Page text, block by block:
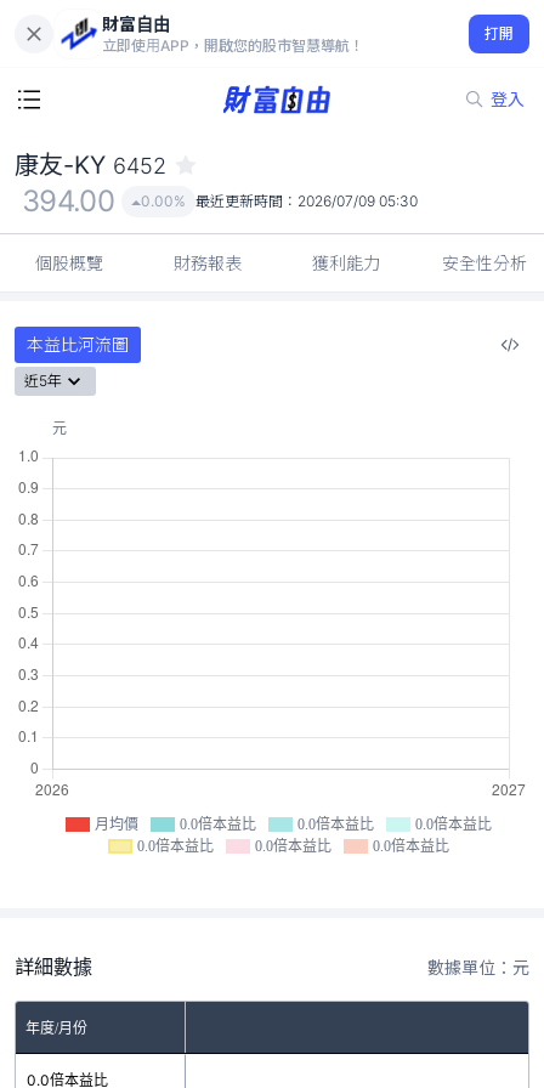
財富自由
立即使用APP，開啟您的股市智慧導航！
打開
登入
394.00
0.00%
康友-KY 6452
394.00 0.00% 最近更新時間： 2026/07/09 05:30
個股概覽 財務報表 獲利能力 安全性分析
本益比河流圖
近5年
月均價 0.0倍本益比 0.0倍本益比
0.0倍本益比
0.0倍本益比
0.0倍本益比 0.0倍本益比
詳細數據 數據單位：元
年度/月份
0.0倍本益比